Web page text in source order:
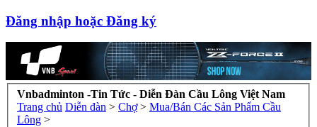
Đăng nhập hoặc Đăng ký
Vnbadminton -Tin Tức - Diễn Đàn Cầu Lông Việt Nam
Trang chủ Diễn đàn > Chợ > Mua/Bán Các Sản Phẩm Cầu
Lông >